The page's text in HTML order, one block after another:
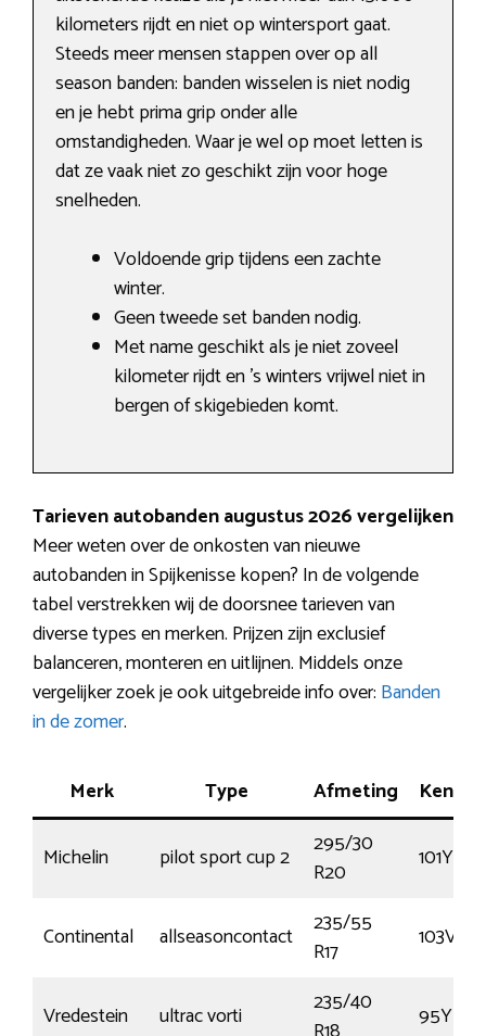
kilometers rijdt en niet op wintersport gaat.
Steeds meer mensen stappen over op all
season banden: banden wisselen is niet nodig
en je hebt prima grip onder alle
omstandigheden. Waar je wel op moet letten is
dat ze vaak niet zo geschikt zijn voor hoge
snelheden.
Voldoende grip tijdens een zachte
winter.
Geen tweede set banden nodig.
Met name geschikt als je niet zoveel
kilometer rijdt en ’s winters vrijwel niet in
bergen of skigebieden komt.
Tarieven autobanden augustus 2026 vergelijken
Meer weten over de onkosten van nieuwe
autobanden in Spijkenisse kopen? In de volgende
tabel verstrekken wij de doorsnee tarieven van
diverse types en merken. Prijzen zijn exclusief
balanceren, monteren en uitlijnen. Middels onze
vergelijker zoek je ook uitgebreide info over: Banden
in de zomer.
Merk Type Afmeting
Michelin pilot sport cup 2
295/30
R20
101Y
Continental allseasoncontact
235/55
R17
103V
Vredestein ultrac vorti
235/40
95Y